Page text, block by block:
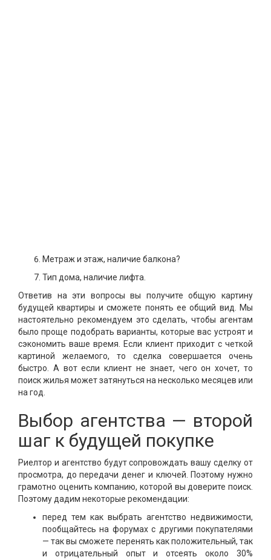
Метраж и этаж, наличие балкона?
Тип дома, наличие лифта.
Ответив на эти вопросы вы получите общую картину
будущей квартиры и сможете понять ее общий вид. Мы
настоятельно рекомендуем это сделать, чтобы агентам
было проще подобрать варианты, которые вас устроят и
сэкономить ваше время. Если клиент приходит с четкой
картиной желаемого, то сделка совершается очень
быстро. А вот если клиент не знает, чего он хочет, то
поиск жилья может затянуться на несколько месяцев или
на год.
Выбор агентства — второй
шаг к будущей покупке
Риелтор и агентство будут сопровождать вашу сделку от
просмотра, до передачи денег и ключей. Поэтому нужно
грамотно оценить компанию, которой вы доверите поиск.
Поэтому дадим некоторые рекомендации:
перед тем как выбрать агентство недвижимости,
пообщайтесь на форумах с другими покупателями
— так вы сможете перенять как положительный, так
и отрицательный опыт и отсеять около 30%